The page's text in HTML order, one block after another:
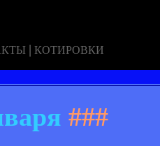
| КОТИРОВКИ
###